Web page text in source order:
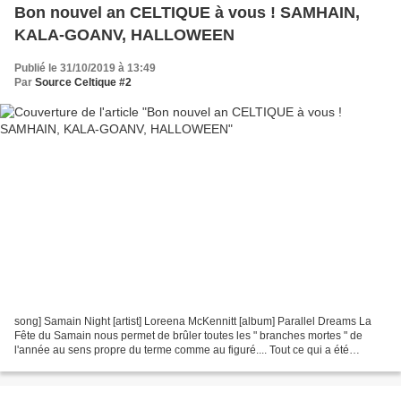
Bon nouvel an CELTIQUE à vous ! SAMHAIN,
KALA-GOANV, HALLOWEEN
Publié le 31/10/2019 à 13:49
Par Source Celtique #2
song] Samain Night [artist] Loreena McKennitt [album] Parallel Dreams La
Fête du Samain nous permet de brûler toutes les " branches mortes " de
l'année au sens propre du terme comme au figuré.... Tout ce qui a été